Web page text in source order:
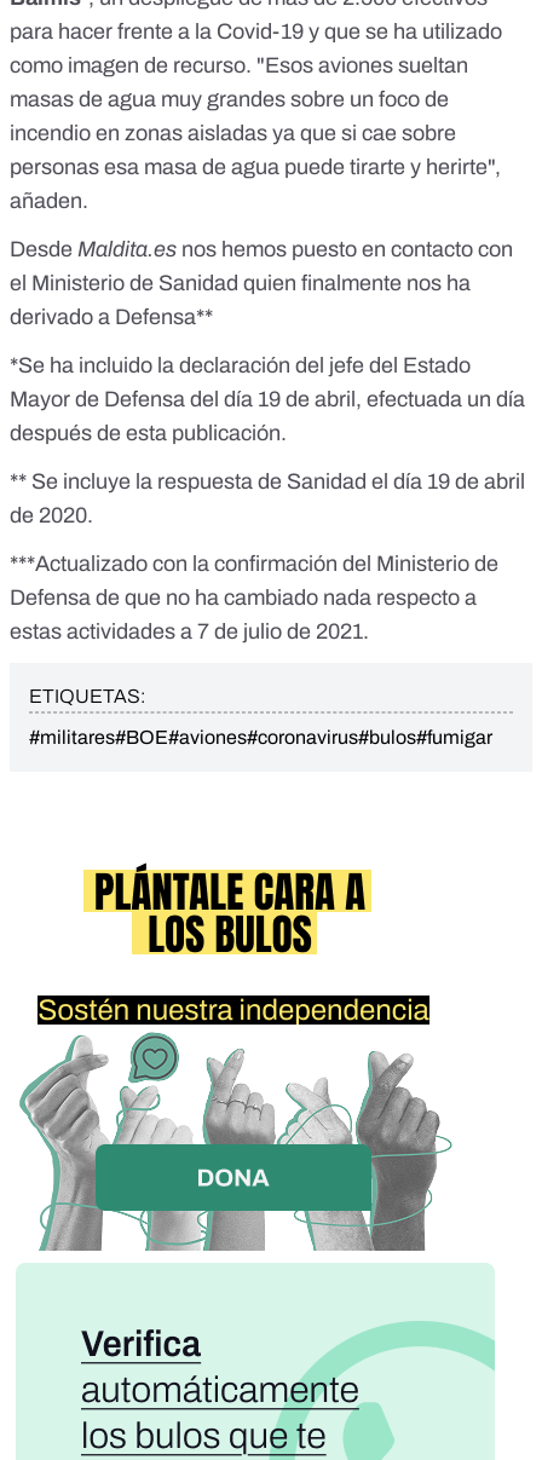
para hacer frente a la Covid-19 y que se ha utilizado
como imagen de recurso. "Esos aviones sueltan
masas de agua muy grandes sobre un foco de
incendio en zonas aisladas ya que si cae sobre
personas esa masa de agua puede tirarte y herirte",
añaden.
Desde Maldita.es nos hemos puesto en contacto con
el Ministerio de Sanidad quien finalmente nos ha
derivado a Defensa**
*Se ha incluido la declaración del jefe del Estado
Mayor de Defensa del día 19 de abril, efectuada un día
después de esta publicación.
** Se incluye la respuesta de Sanidad el día 19 de abril
de 2020.
***Actualizado con la confirmación del Ministerio de
Defensa de que no ha cambiado nada respecto a
estas actividades a 7 de julio de 2021.
ETIQUETAS:
#militares#BOE#aviones#coronavirus#bulos#fumigar